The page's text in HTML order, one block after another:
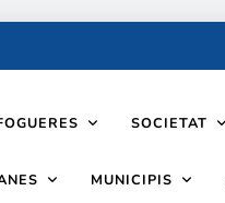
SOCIETAT
MUNICIPIS